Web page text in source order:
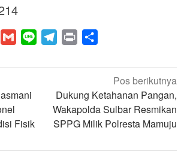
WhatsApp
Gmail Line Telegram
Print
Fisik
Pos berikutnya
Dukung Ketahanan Pangan,
Wakapolda Sulbar Resmikan
SPPG Milik Polresta Mamuju